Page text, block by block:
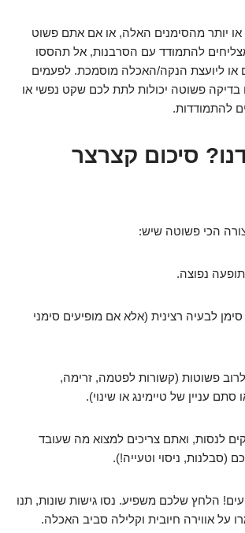
יותר מהסימנים האלה, או אם אתם פשוט
להתמודד עם הסרבנות, אל תהססו
או ליועצת הנקה/האכלה מוסמכת. לפעמים
בדיקה פשוטה יכולות לתת לכם שקט נפשי או
להתמודדות.
סיכום קצרצר
הכי פשוטה שיש:
נפוצה.
לבעיה רצינית (אלא אם מופיעים סימני
פשוטות (קשורות לפטמה, זרימה,
עניין של טיימינג או שינוי).
לנסות, ואתם צריכים למצוא מה שעובד
(סבלנות, ניסוי וטעייה!).
הלחץ שלכם משפיע. נסו גישות שונות, תנו
על אווירה חיובית וקלילה סביב האכלה.